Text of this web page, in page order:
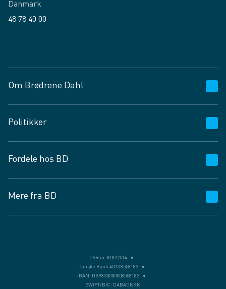
Danmark
48 78 40 00
Om Brødrene Dahl
Vagttelefon 30 10 89 89
Spørgsmål og svar
Job og karriere
Fødevarekontrolrapport
Politikker
Privatlivspolitik
Cookies
Vilkår og betingelser
Fordele hos BD
BD app
BD.dk services
Mere fra BD
CVR nr. 81822514
Danske Bank 4073 8558183
IBAN: DK9830000008558183
SWIFT/BIC: DABADKKK